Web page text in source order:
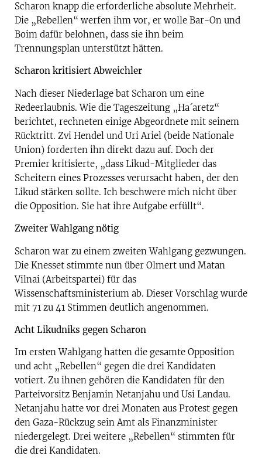
Scharon knapp die erforderliche absolute Mehrheit.
Die „Rebellen“ werfen ihm vor, er wolle Bar-On und
Boim dafür belohnen, dass sie ihn beim
Trennungsplan unterstützt hätten.
Scharon kritisiert Abweichler
Nach dieser Niederlage bat Scharon um eine
Redeerlaubnis. Wie die Tageszeitung „Ha´aretz“
berichtet, rechneten einige Abgeordnete mit seinem
Rücktritt. Zvi Hendel und Uri Ariel (beide Nationale
Union) forderten ihn direkt dazu auf. Doch der
Premier kritisierte, „dass Likud-Mitglieder das
Scheitern eines Prozesses verursacht haben, der den
Likud stärken sollte. Ich beschwere mich nicht über
die Opposition. Sie hat ihre Aufgabe erfüllt“.
Zweiter Wahlgang nötig
Scharon war zu einem zweiten Wahlgang gezwungen.
Die Knesset stimmte nun über Olmert und Matan
Vilnai (Arbeitspartei) für das
Wissenschaftsministerium ab. Dieser Vorschlag wurde
mit 71 zu 41 Stimmen deutlich angenommen.
Acht Likudniks gegen Scharon
Im ersten Wahlgang hatten die gesamte Opposition
und acht „Rebellen“ gegen die drei Kandidaten
votiert. Zu ihnen gehören die Kandidaten für den
Parteivorsitz Benjamin Netanjahu und Usi Landau.
Netanjahu hatte vor drei Monaten aus Protest gegen
den Gaza-Rückzug sein Amt als Finanzminister
niedergelegt. Drei weitere „Rebellen“ stimmten für
die drei Kandidaten.